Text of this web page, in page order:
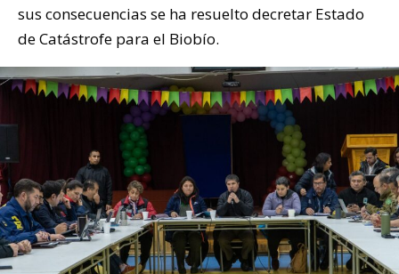
sus consecuencias se ha resuelto decretar Estado
de Catástrofe para el Biobío.